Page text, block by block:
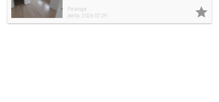
Palanga
Įkelta: 2026 07 29
